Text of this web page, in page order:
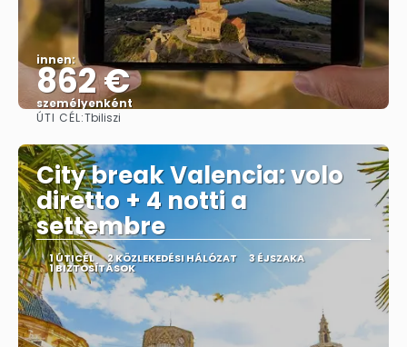
innen:
862 €
személyenként
ÚTI CÉL:Tbiliszi
City break Valencia: volo
diretto + 4 notti a
settembre
1 ÚTICÉL 2 KÖZLEKEDÉSI HÁLÓZAT 3 ÉJSZAKA
1 BIZTOSÍTÁSOK